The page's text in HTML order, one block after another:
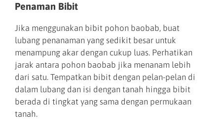
Penaman Bibit
Jika menggunakan bibit pohon baobab, buat
lubang penanaman yang sedikit besar untuk
menampung akar dengan cukup luas. Perhatikan
jarak antara pohon baobab jika menanam lebih
dari satu. Tempatkan bibit dengan pelan-pelan di
dalam lubang dan isi dengan tanah hingga bibit
berada di tingkat yang sama dengan permukaan
tanah.